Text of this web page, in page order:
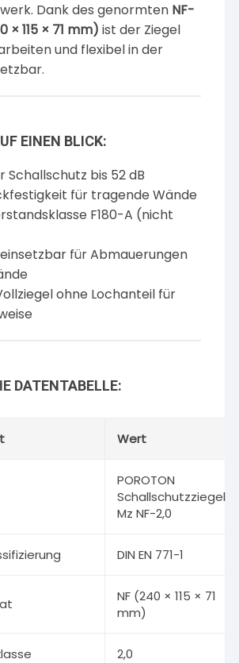
Dank des genormten NF-
× 115 × 71 mm) ist der Ziegel
und flexibel in der
EINEN BLICK:
Schallschutz bis 52 dB
für tragende Wände
F180-A (nicht
einsetzbar für Abmauerungen
ohne Lochanteil für
DATENTABELLE:
Wert
POROTON
Schallschutzziegel
Mz NF-2,0
DIN EN 771-1
NF (240 × 115 × 71
mm)
2,0